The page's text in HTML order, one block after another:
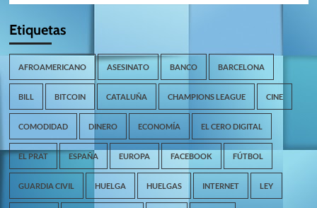
Etiquetas
AFROAMERICANO ASESINATO BANCO BARCELONA
BILL BITCOIN CATALUÑA CHAMPIONS LEAGUE CINE
COMODIDAD DINERO ECONOMÍA EL CERO DIGITAL
EL PRAT ESPAÑA EUROPA FACEBOOK FÚTBOL
GUARDIA CIVIL HUELGA HUELGAS INTERNET LEY